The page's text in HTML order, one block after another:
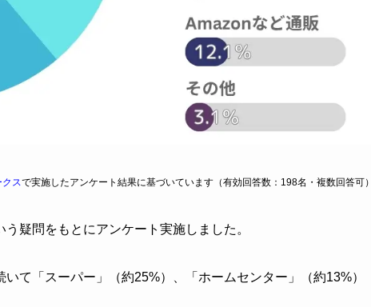
クスで実施したアンケート結果に基づいています（有効回答数：198名・複数回答可
疑問をもとにアンケート実施しました。
て「スーパー」（約25%）、「ホームセンター」（約13%）